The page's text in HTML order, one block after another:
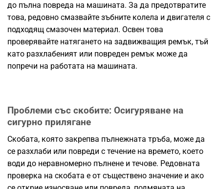
до пълна повреда на машината. За да предотвратите
това, редовно смазвайте зъбните колела и двигателя с
подходящ смазочен материал. Освен това
проверявайте натягането на задвижващия ремък, тъй
като разхлабеният или повреден ремък може да
попречи на работата на машината.
Проблеми със скобите: Осигуряване на
сигурно прилягане
Скобата, която закрепва пълнежната тръба, може да
се разхлаби или повреди с течение на времето, което
води до неравномерно пълнене и течове. Редовната
проверка на скобата е от съществено значение и ако